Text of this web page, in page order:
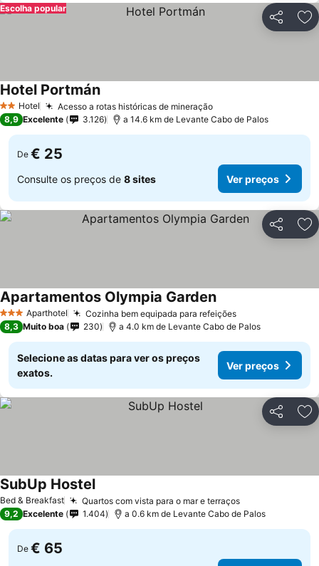
Partilhar
Escolha popular
2 Estrelas
Hotel Acesso a rotas históricas de mineraçãoVer preços
Hotel PortmánVer preços
8,9 Excelente 3.126 a 14.6 km de Levante Cabo de Palos
De € 25
Consulte os preços de 8 sites Ver preços
Partilhar
3 EstrelasAparthotel Cozinha bem equipada para refeiçõesVer preços
Apartamentos Olympia GardenVer preços
8,3 Muito boa 230 a 4.0 km de Levante Cabo de Palos
Selecione as datas para ver os preços
exatos.
Ver preços
Partilhar
Bed & Breakfast Quartos com vista para o mar e terraçosVer preços
SubUp HostelVer preços
9,2 Excelente 1.404 a 0.6 km de Levante Cabo de Palos
De € 65